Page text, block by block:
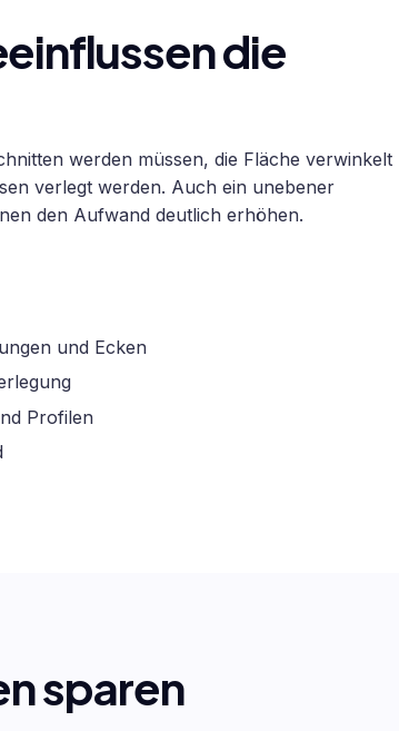
die
werden müssen, die Fläche verwinkelt
verlegt werden. Auch ein unebener
den Aufwand deutlich erhöhen.
und Ecken
Profilen
sparen